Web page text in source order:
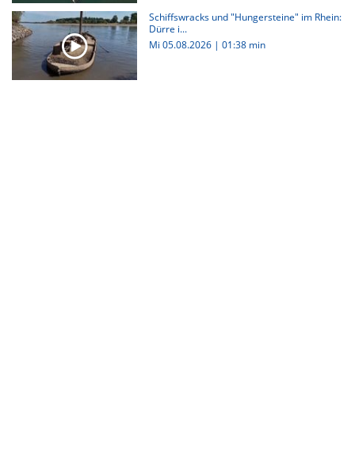
Schiffswracks und "Hungersteine" im Rhein:
Dürre i...
Mi 05.08.2026 | 01:38 min